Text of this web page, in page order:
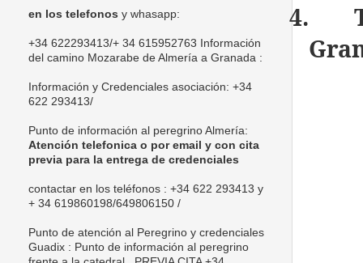
4.
en los telefonos y whasapp:
+34 622293413/+ 34 615952763 Información
del camino Mozarabe de Almería a Granada :
Información y Credenciales asociación: +34
622 293413/
Punto de información al peregrino Almería:
Atención telefonica o por email y con cita
previa para la entrega de credenciales
contactar en los teléfonos : +34 622 293413 y
+ 34 619860198/649806150 /
Punto de atención al Peregrino y credenciales
Guadix : Punto de información al peregrino